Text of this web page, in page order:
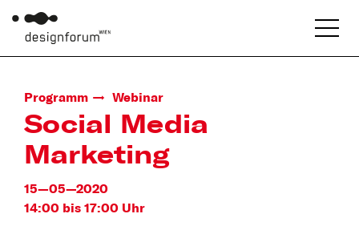
Programm Webinar
Social Media
Marketing
15—05—2020
14:00 bis 17:00 Uhr